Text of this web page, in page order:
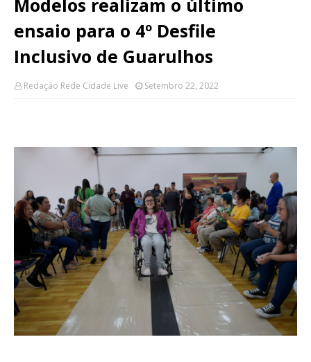
Modelos realizam o último
ensaio para o 4º Desfile
Inclusivo de Guarulhos
Redação Rede Cidade Live Setembro 22, 2022